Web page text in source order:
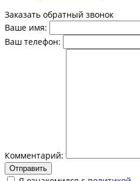
Заказать обратный звонок
Ваше имя:
Ваш телефон:
Комментарий:
Отправить